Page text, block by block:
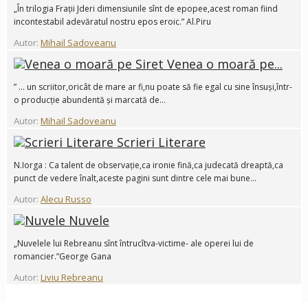
„În trilogia Frații Jderi dimensiunile sînt de epopee,acest roman fiind
incontestabil adevăratul nostru epos eroic.” Al.Piru
Autor: Mihail Sadoveanu
Venea o moară pe...
” ... un scriitor,oricât de mare ar fi,nu poate să fie egal cu sine însuși,într-
o producție abundentă și marcată de...
Autor: Mihail Sadoveanu
Scrieri Literare
N.Iorga : Ca talent de observație,ca ironie fină,ca judecată dreaptă,ca
punct de vedere înalt,aceste pagini sunt dintre cele mai bune...
Autor: Alecu Russo
Nuvele
„Nuvelele lui Rebreanu sînt întrucîtva-victime- ale operei lui de
romancier.”George Gana
Autor: Liviu Rebreanu